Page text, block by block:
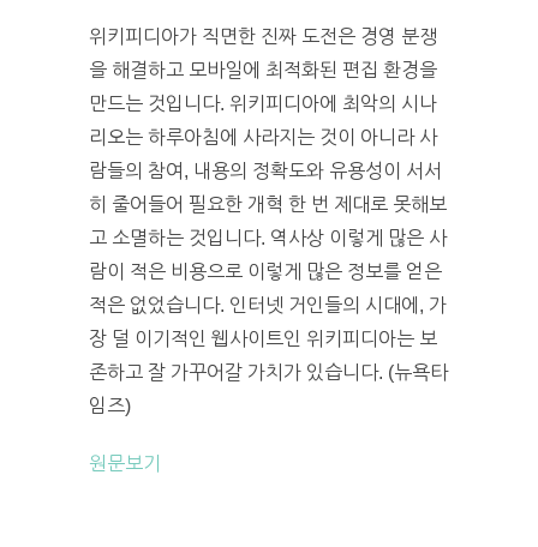
위키피디아가 직면한 진짜 도전은 경영 분쟁
을 해결하고 모바일에 최적화된 편집 환경을
만드는 것입니다. 위키피디아에 최악의 시나
리오는 하루아침에 사라지는 것이 아니라 사
람들의 참여, 내용의 정확도와 유용성이 서서
히 줄어들어 필요한 개혁 한 번 제대로 못해보
고 소멸하는 것입니다. 역사상 이렇게 많은 사
람이 적은 비용으로 이렇게 많은 정보를 얻은
적은 없었습니다. 인터넷 거인들의 시대에, 가
장 덜 이기적인 웹사이트인 위키피디아는 보
존하고 잘 가꾸어갈 가치가 있습니다. (뉴욕타
임즈)
원문보기